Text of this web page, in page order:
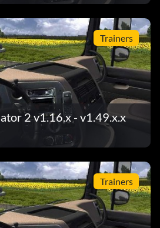
Trainers
2 v1.16.x - v1.49.x.x
Trainers